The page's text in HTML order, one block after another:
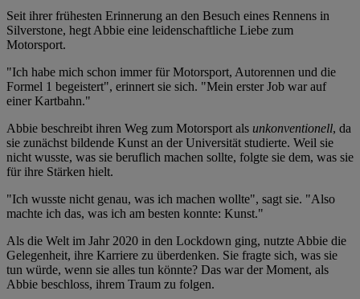
Seit ihrer frühesten Erinnerung an den Besuch eines Rennens in
Silverstone, hegt Abbie eine leidenschaftliche Liebe zum
Motorsport.
"Ich habe mich schon immer für Motorsport, Autorennen und die
Formel 1 begeistert", erinnert sie sich. "Mein erster Job war auf
einer Kartbahn."
Abbie beschreibt ihren Weg zum Motorsport als unkonventionell, da
sie zunächst bildende Kunst an der Universität studierte. Weil sie
nicht wusste, was sie beruflich machen sollte, folgte sie dem, was sie
für ihre Stärken hielt.
"Ich wusste nicht genau, was ich machen wollte", sagt sie. "Also
machte ich das, was ich am besten konnte: Kunst."
Als die Welt im Jahr 2020 in den Lockdown ging, nutzte Abbie die
Gelegenheit, ihre Karriere zu überdenken. Sie fragte sich, was sie
tun würde, wenn sie alles tun könnte? Das war der Moment, als
Abbie beschloss, ihrem Traum zu folgen.